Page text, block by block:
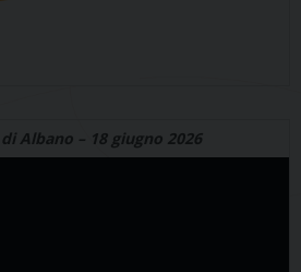
Albano – 18 giugno 2026